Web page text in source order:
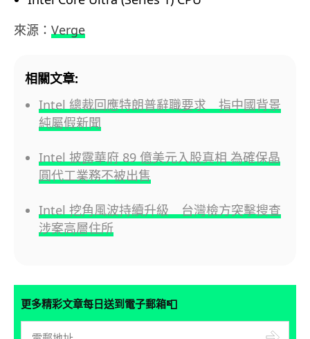
來源： Verge
相關文章:
Intel 總裁回應特朗普辭職要求 指中國背景
純屬假新聞
Intel 披露華府 89 億美元入股真相 為確保晶
圓代工業務不被出售
Intel 挖角風波持續升級 台灣檢方突擊搜查
涉案高層住所
更多精彩文章每日送到電子郵箱📮